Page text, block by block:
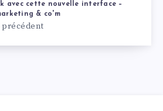
avec cette nouvelle interface –
& co'm
précédent